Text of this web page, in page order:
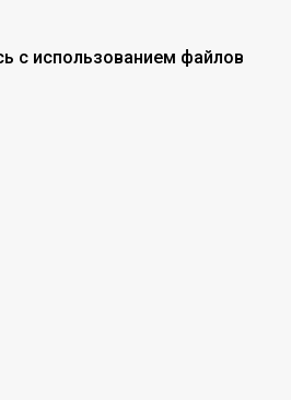
с использованием файлов